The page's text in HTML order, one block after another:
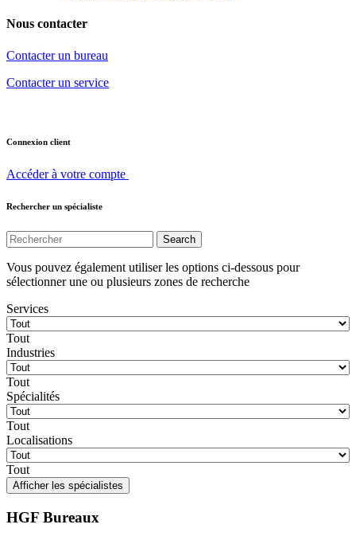
Nous contacter
Contacter un bureau
Contacter un service
Connexion client
Accéder à votre compte
Rechercher un spécialiste
Vous pouvez également utiliser les options ci-dessous pour
sélectionner une ou plusieurs zones de recherche
Services
Tout
Industries
Tout
Spécialités
Tout
Localisations
Tout
Afficher les spécialistes
HGF Bureaux